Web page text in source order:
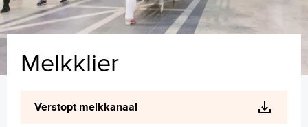
Melkklier
Verstopt melkkanaal